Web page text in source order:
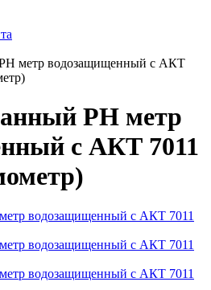
метр водозащищенный c АКТ
PH метр
c АКТ 7011